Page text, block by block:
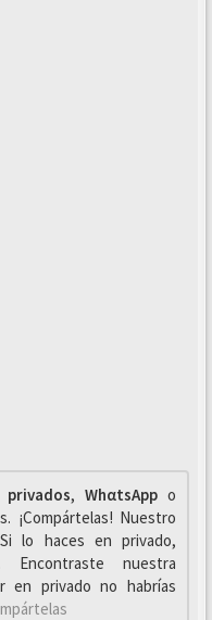
privados, WhαtsAppo
¡Compártelas! Nuestro
lo haces en privado,
Encontraste nuestra
en privado no habrías